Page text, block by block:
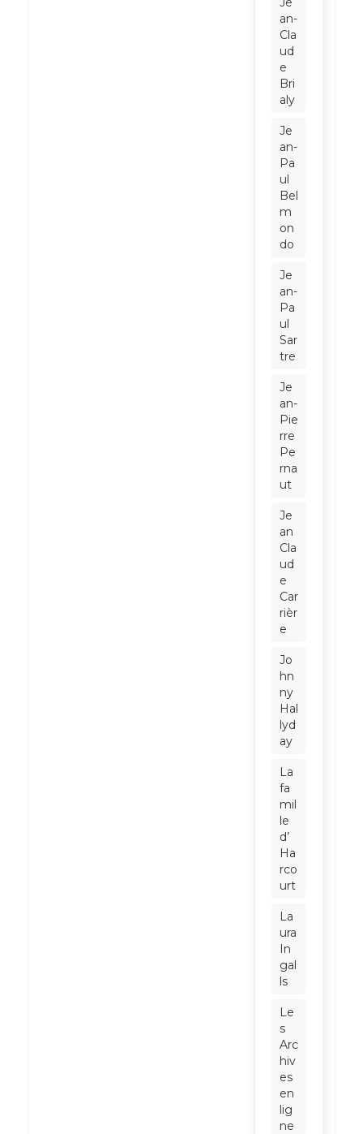
an-
Cla
ud
e
Bri
aly
Je
an-
Pa
ul
Bel
m
on
do
Je
an-
Pa
ul
Sar
tre
Je
an-
Pie
rre
Pe
rna
ut
Je
an
Cla
ud
e
Car
rièr
e
Jo
hn
ny
Hal
lyd
ay
La
fa
mil
le
d’
Ha
rco
urt
La
ura
In
gal
ls
Le
s
Arc
hiv
es
en
lig
ne